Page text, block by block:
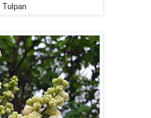
Tulpan